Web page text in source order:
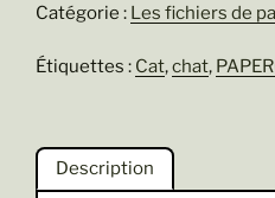
Chat
en
Catégorie : Les fichiers de
Étiquettes : Cat,chat,
Description